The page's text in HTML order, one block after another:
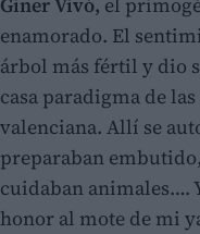
enamorado. El
árbol más fértil y dio
casa paradigma de
valenciana. Allí se
preparaban
cuidaban animales….
honor al mote de mi